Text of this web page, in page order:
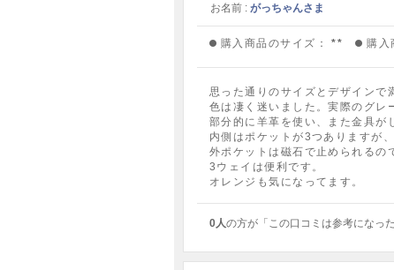
お名前 : がっちゃんさま
購入商品のサイズ： ** 購入
思った通りのサイズとデザインで
色は凄く迷いました。実際のグレ
部分的に羊革を使い、また金具が
内側はポケットが3つありますが
外ポケットは磁石で止められるの
3ウェイは便利です。
オレンジも気になってます。
0人の方が「この口コミは参考になっ